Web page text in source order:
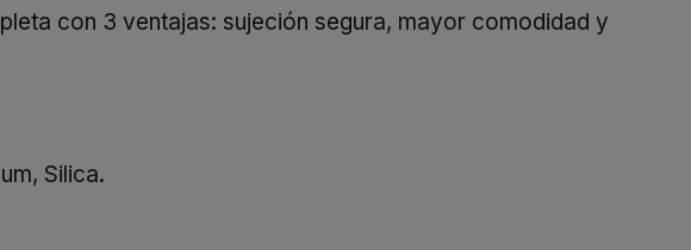
con 3 ventajas: sujeción segura, mayor comodidad y
Silica.